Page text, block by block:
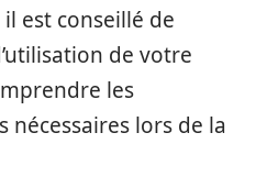
est conseillé de
de votre
les
nécessaires lors de la